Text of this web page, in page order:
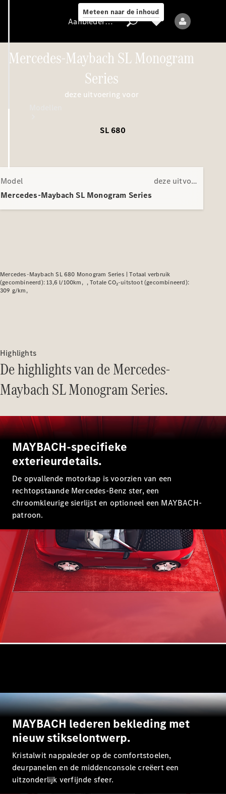
Meteen naar de inhoud
Gegevensbescherming
Nieuwe modellen
Limousine
CLA
CLA
C-Klasse
Limousine
EQE
Limousine
Elektrisch
EQS
Limousine
Elektrisch
E-Klasse
Limousine
S-Klasse
S-Klasse
Lang
Mercedes-
Maybach S-
Klasse
Configurator
Mercedes-
Benz Store
EQE
SUV
Elektrisch
EQS
SUV
Elektrisch
Mercedes-
EQS SUV
GLA
GLA
Nieuw
Aanbieder / Gegevensbescherming
Mercedes-Maybach SL Monogram
Series
deze uitvoering voor
SL 680
Model
Mercedes-Maybach SL Monogram Series
deze uitvoering voor
Mercedes-Maybach SL 680 Monogram Series |Totaal verbruik
(gecombineerd): 13,6 l/100km
Totale CO₂-uitstoot (gecombineerd):
309 g/km
Highlights
De highlights van de Mercedes-
Maybach SL Monogram Series.
MAYBACH-specifieke
exterieurdetails.
De opvallende motorkap is voorzien van een
rechtopstaande Mercedes-Benz ster, een
chroomkleurige sierlijst en optioneel een MAYBACH-
patroon.
MAYBACH lederen bekleding met
nieuw stikselontwerp.
Kristalwit nappaleder op de comfortstoelen,
deurpanelen en de middenconsole creëert een
uitzonderlijk verfijnde sfeer.